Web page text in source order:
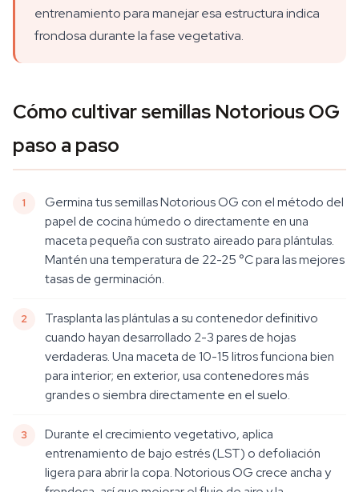
entrenamiento para manejar esa estructura indica
frondosa durante la fase vegetativa.
Cómo cultivar semillas Notorious OG
paso a paso
Germina tus semillas Notorious OG con el método del
papel de cocina húmedo o directamente en una
maceta pequeña con sustrato aireado para plántulas.
Mantén una temperatura de 22-25 °C para las mejores
tasas de germinación.
Trasplanta las plántulas a su contenedor definitivo
cuando hayan desarrollado 2-3 pares de hojas
verdaderas. Una maceta de 10-15 litros funciona bien
para interior; en exterior, usa contenedores más
grandes o siembra directamente en el suelo.
Durante el crecimiento vegetativo, aplica
entrenamiento de bajo estrés (LST) o defoliación
ligera para abrir la copa. Notorious OG crece ancha y